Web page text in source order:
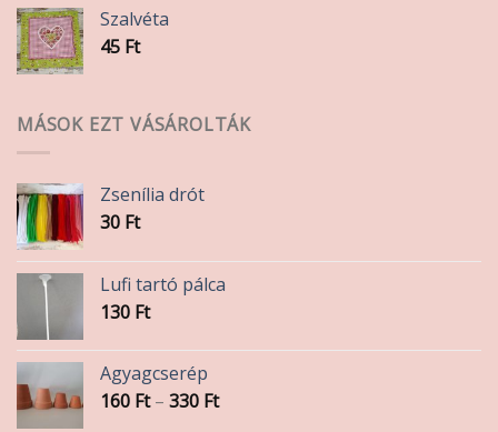
Szalvéta
45 Ft
MÁSOK EZT VÁSÁROLTÁK
Zsenília drót
30 Ft
Lufi tartó pálca
130 Ft
Agyagcserép
160 Ft – 330 FtÁrtartomány: